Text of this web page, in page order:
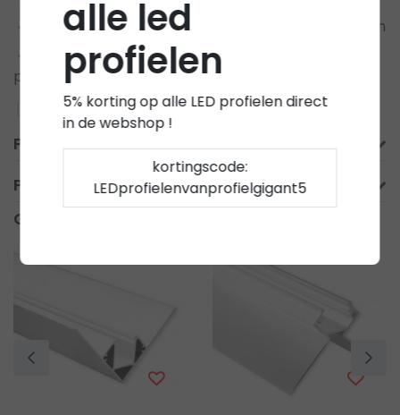
Wij kunnen alles voor u op maat gemaakt leveren
Meer informatie? Neem contact op over dit
product
Toevoegen aan vergelijking
Productomschrijving
Product informatie
Gerelateerde producten
alle led
profielen
5% korting op alle LED profielen direct
in de webshop !
kortingscode:
LEDprofielenvanprofielgigant5